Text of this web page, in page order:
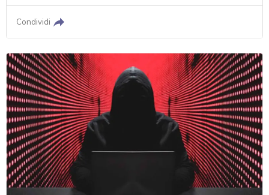
Condividi